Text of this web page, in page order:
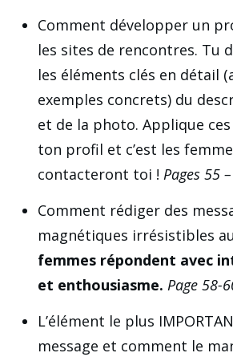
Comment développer un
les sites de rencontres. Tu
les éléments clés en détail
exemples concrets) du
et de la photo. Applique
ton profil et c’est les
contacteront toi ! Pages 55
Comment rédiger des
magnétiques irrésistibles
femmes répondent avec
et enthousiasme. Page 58-
L’élément le plus
message et comment le